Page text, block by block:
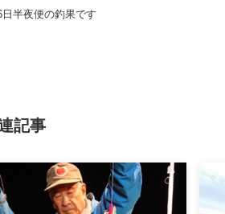
日半夜便の釣果です
記事